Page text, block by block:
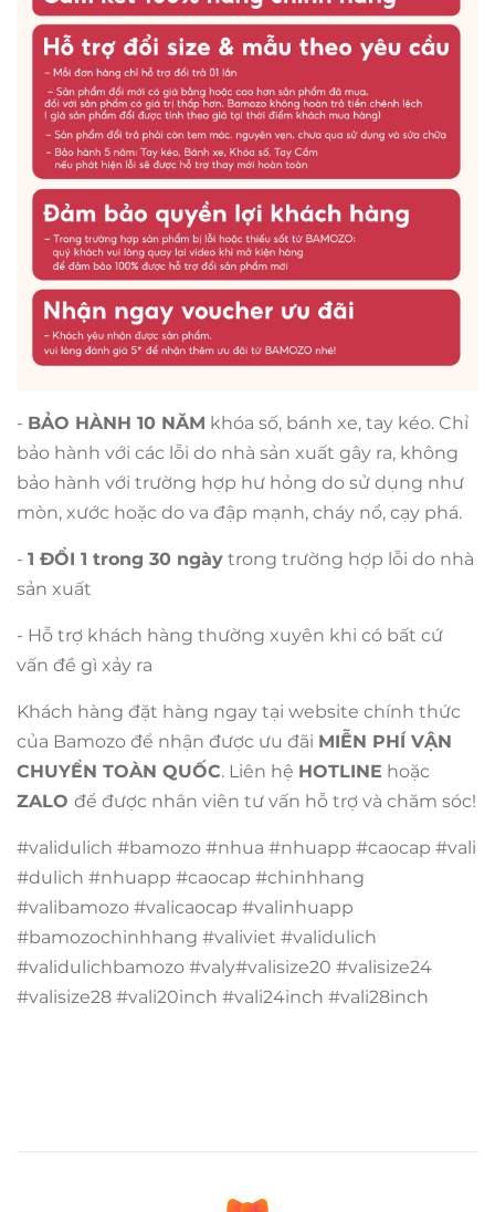
- BẢO HÀNH 10 NĂM khóa số, bánh xe, tay kéo. Chỉ
bảo hành với các lỗi do nhà sản xuất gây ra, không
bảo hành với trường hợp hư hỏng do sử dụng như
mòn, xước hoặc do va đập mạnh, cháy nổ, cạy phá.
- 1 ĐỔI 1 trong 30 ngày trong trường hợp lỗi do nhà
sản xuất
- Hỗ trợ khách hàng thường xuyên khi có bất cứ
vấn đề gì xảy ra
Khách hàng đặt hàng ngay tại website chính thức
của Bamozo để nhận được ưu đãi MIỄN PHÍ VẬN
CHUYỂN TOÀN QUỐC. Liên hệ HOTLINE hoặc
ZALO để được nhân viên tư vấn hỗ trợ và chăm sóc!
#validulich #bamozo #nhua #nhuapp #caocap #vali
#dulich #nhuapp #caocap #chinhhang
#valibamozo #valicaocap #valinhuapp
#bamozochinhhang #valiviet #validulich
#validulichbamozo #valy#valisize20 #valisize24
#valisize28 #vali20inch #vali24inch #vali28inch